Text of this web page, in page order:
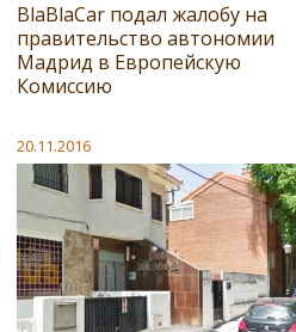
BlaBlaCar подал жалобу на
правительство автономии
Мадрид в Европейскую
Комиссию
20.11.2016